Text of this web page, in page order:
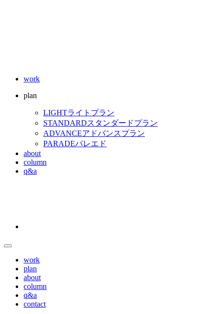
work
plan
LIGHTライトプラン
STANDARDスタンダードプラン
ADVANCEアドバンスプラン
PARADEパレエド
about
column
q&a
work
plan
about
column
q&a
contact